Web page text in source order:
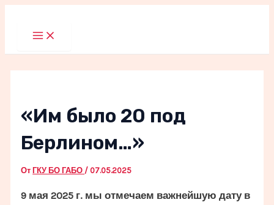
Main
Menu
«Им было 20 под
Берлином…»
ОтГКУ БО ГАБО / 07.05.2025
9 мая 2025 г. мы отмечаем важнейшую дату в